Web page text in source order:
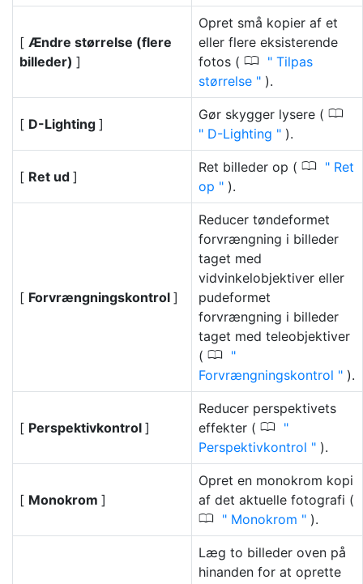
[ Ændre størrelse (flere
billeder) ]
Opret små kopier af et
eller flere eksisterende
fotos ( 0
Tilpas
størrelse
).
[ D-Lighting ]
Gør skygger lysere ( 0
D-Lighting ).
[ Ret ud ]
Ret billeder op ( 0
Ret
op
).
[ Forvrængningskontrol ]
Reducer tøndeformet
forvrængning i billeder
taget med
vidvinkelobjektiver eller
pudeformet
forvrængning i billeder
taget med teleobjektiver
( 0
Forvrængningskontrol ).
[ Perspektivkontrol ]
Reducer perspektivets
effekter ( 0
Perspektivkontrol ).
[ Monokrom ]
Opret en monokrom kopi
af det aktuelle fotografi (
0 Monokrom ).
Læg to billeder oven på
hinanden for at oprette